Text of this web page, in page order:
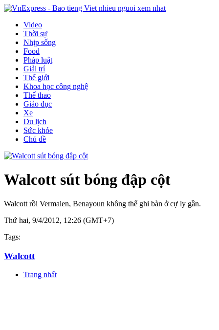
Video
Thời sự
Nhịp sống
Food
Pháp luật
Giải trí
Thế giới
Khoa học công nghệ
Thể thao
Giáo dục
Xe
Du lịch
Sức khỏe
Chủ đề
Walcott sút bóng đập cột
Walcott rồi Vermalen, Benayoun không thể ghi bàn ở cự ly gần.
Thứ hai, 9/4/2012, 12:26 (GMT+7)
Tags:
Walcott
Trang nhất